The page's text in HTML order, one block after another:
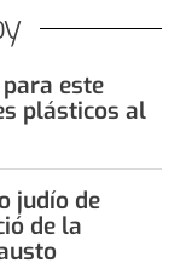
este
plásticos al
judío de
de la